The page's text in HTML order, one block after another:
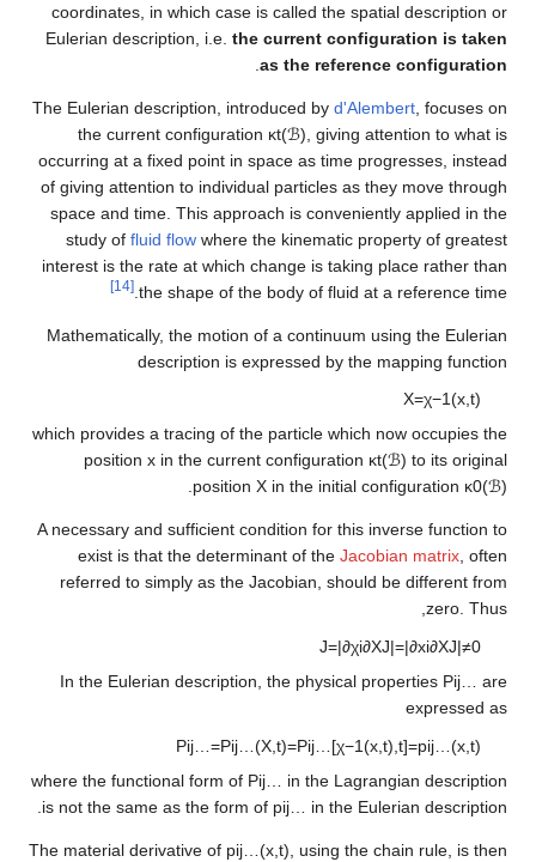
coordinates, in which case is called the
Eulerian description, i.e.the current
as the
.
The Eulerian description, introduced by
the current configurationκ (ℬ ), giving
occurring at a fixed point in space as time
of giving attention to individual particles as
space and time. This approach is
study offluid flowwhere the kinematic
interest is the rate at which change is taking
the shape of the body of fluid at
Mathematically, the motion of a continuum
description is expressed by the
which provides a tracing of the particle which
positionxin the current configuration
positionXin the initial
.
A necessary and sufficient condition for this
exist is that the determinant of the
referred to simply as the Jacobian,
J
In the Eulerian description, the physical
Pij…=Pij…(X,t Pij …
where the functional form ofPij …in the
is not the same as the form ofpij…in the
The material derivative ofpij… x,t), using the